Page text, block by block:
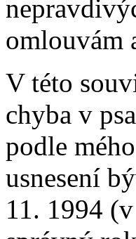
omlouvám
V této
chyba v
podle
usnesení
11. 1994